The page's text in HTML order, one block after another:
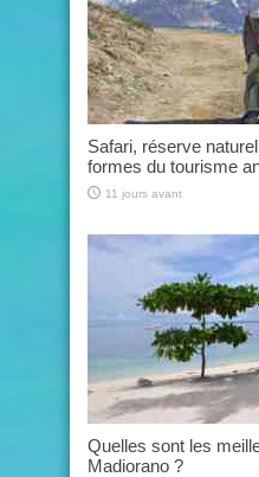
Safari, réserve
formes du tourisme
11 jours avant
Quelles sont les
Madiorano ?